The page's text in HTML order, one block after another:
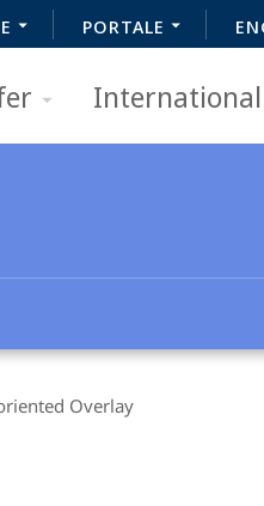
PORTALE
International
Overlay